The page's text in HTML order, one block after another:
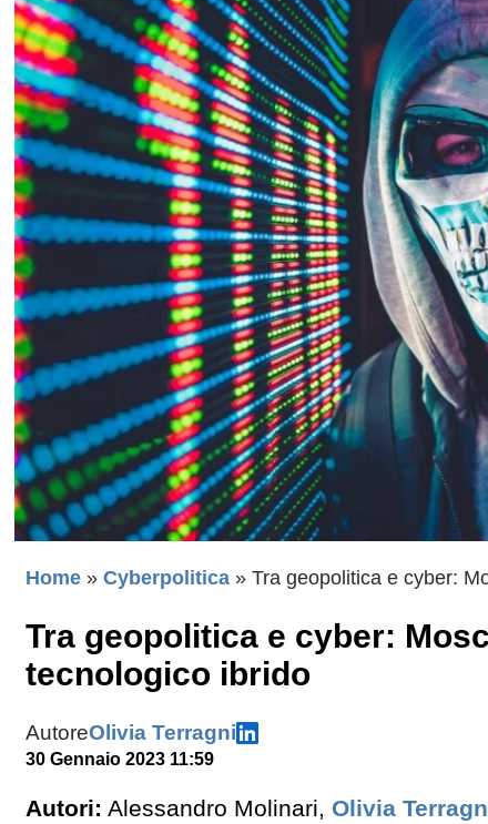
Home » Cyberpolitica » Tra geopolitica e cyber:
Tra geopolitica e cyber:
tecnologico ibrido
AutoreOlivia Terragni
30 Gennaio 2023 11:59
Autori: Alessandro Molinari, Olivia